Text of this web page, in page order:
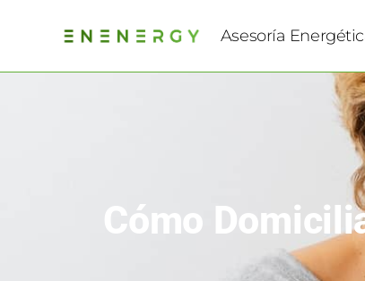
Asesoría
Cómo